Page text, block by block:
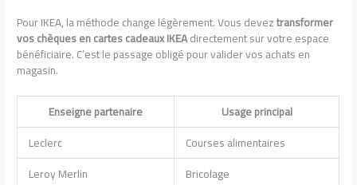
Pour IKEA, la méthode change légèrement. Vous deveztransformer
vos chèques en cartes cadeaux IKEAdirectement sur votre espace
bénéficiaire. C’est le passage obligé pour valider vos achats en
magasin.
Enseigne partenaire
Usage principal
Leclerc
Courses alimentaires
Leroy Merlin
Bricolage